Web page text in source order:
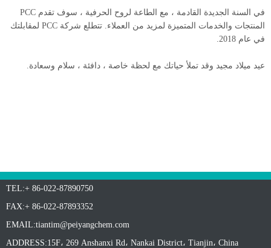
في السنة الجديدة القادمة ، مع الطاعة لروح الحرفية ، سوف تقدم PCC
المنتجات والخدمات المتميزة لمزيد من العملاء. تتطلع شركة PCC لمقابلتك
في عام 2018.
عيد ميلاد مجيد وقد تملأ حياتك مع لحظة خاصة ، دافئة ، سلام وسعادة.
TEL:+ 86-022-87890750
FAX:+ 86-022-87893352
EMAIL:tiantim@peiyangchem.com
ADDRESS:15F، 269 Anshanxi Rd، Nankai District، Tianjin، China